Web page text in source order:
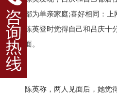
似：都为单亲家庭;喜好相同：
华。陈英登时觉得自己和吕庆十
天见面。
陈英称，两人见面后，她觉